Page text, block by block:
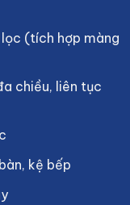
(tích hợp màng
chiều, liên tục
kệ bếp